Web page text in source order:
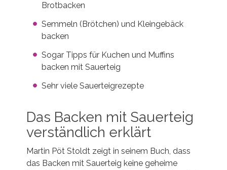
Brotbacken
Semmeln (Brötchen) und Kleingebäck
backen
Sogar Tipps für Kuchen und Muffins
backen mit Sauerteig
Sehr viele Sauerteigrezepte
Das Backen mit Sauerteig
verständlich erklärt
Martin Pöt Stoldt zeigt in seinem Buch, dass
das Backen mit Sauerteig keine geheime